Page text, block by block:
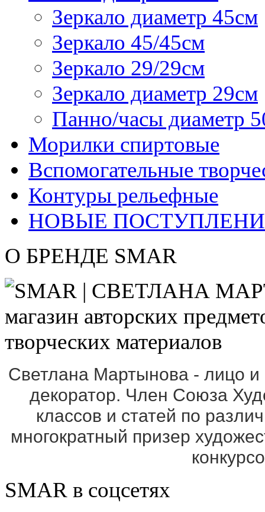
Зеркало диаметр 45см
Зеркало 45/45см
Зеркало 29/29см
Зеркало диаметр 29см
Панно/часы диаметр
Морилки спиртовые
Вспомогательные
Контуры рельефные
НОВЫЕ
О БРЕНДЕ SMAR
Светлана Мартынова - лицо
декоратор. Член Союза
классов и статей по
многократный призер
SMAR в соцсетях